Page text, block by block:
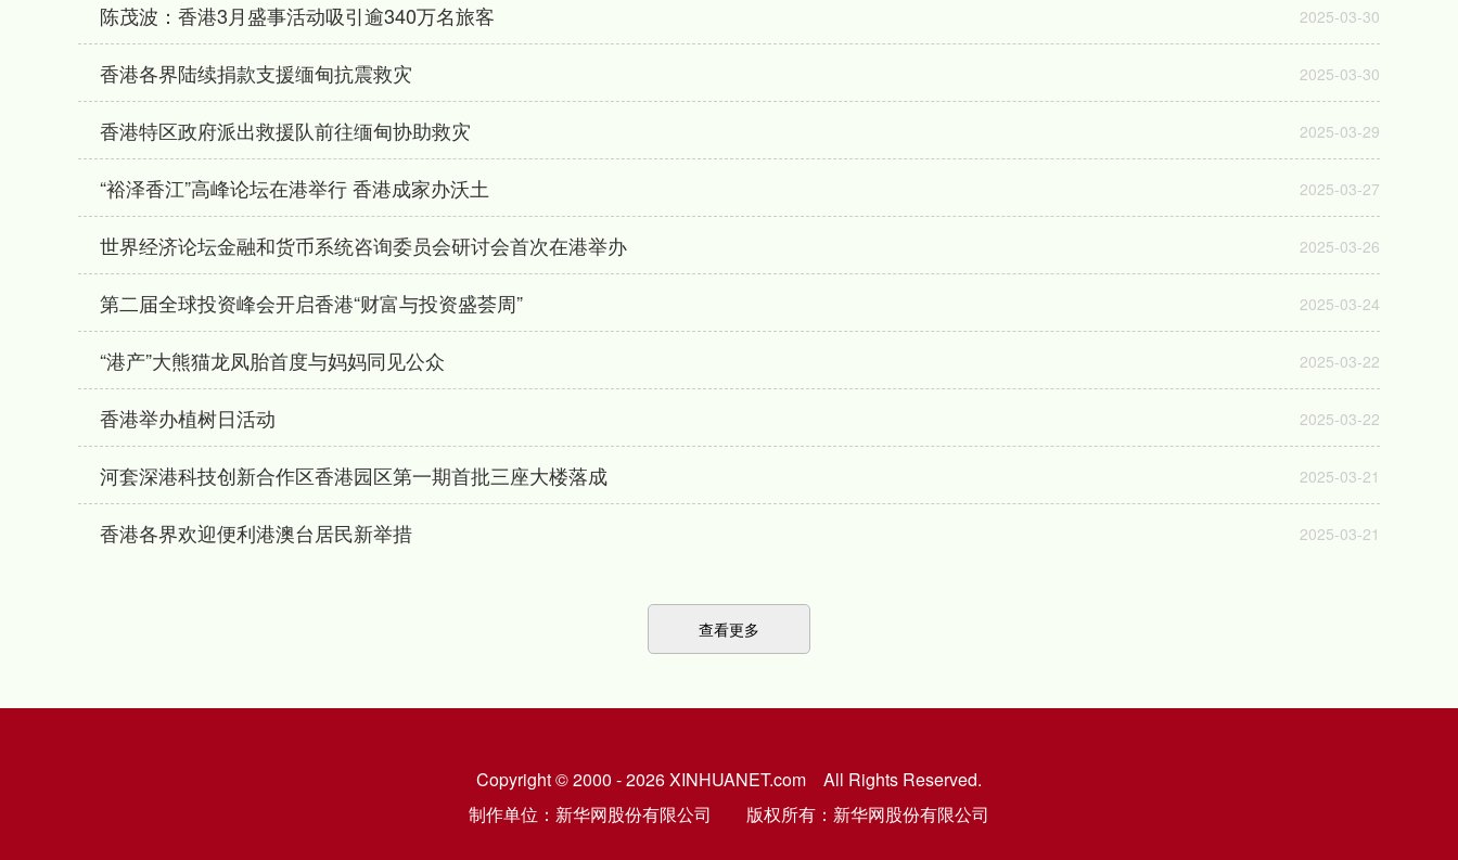
陈茂波：香港3月盛事活动吸引逾340万名旅客 2025-03-30
香港各界陆续捐款支援缅甸抗震救灾 2025-03-30
香港特区政府派出救援队前往缅甸协助救灾 2025-03-29
“裕泽香江”高峰论坛在港举行 香港成家办沃土 2025-03-27
世界经济论坛金融和货币系统咨询委员会研讨会首次在港举办 2025-03-26
第二届全球投资峰会开启香港“财富与投资盛荟周” 2025-03-24
“港产”大熊猫龙凤胎首度与妈妈同见公众 2025-03-22
香港举办植树日活动 2025-03-22
河套深港科技创新合作区香港园区第一期首批三座大楼落成 2025-03-21
香港各界欢迎便利港澳台居民新举措 2025-03-21
查看更多
Copyright © 2000 - 2026 XINHUANET.com All Rights Reserved.
制作单位：新华网股份有限公司 版权所有：新华网股份有限公司